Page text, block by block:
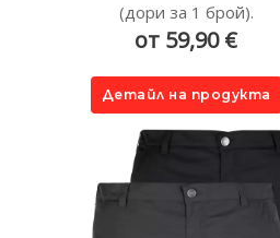
(дори за 1 брой).
от 59,90 €
Детайл на продукта